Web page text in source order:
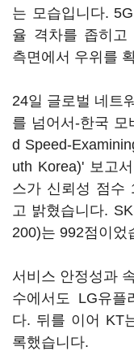
는 모습입니다.
율 격차를 좁히고
측면에서 우위를
24일 글로벌 네트
를 넘어서-한국 모
d Speed-
uth Korea)' 보고
스가 신뢰성 점수
고 밝혔습니다.
200)는 992점이었
서비스 안정성과
수에서도 LG유플
다. 뒤를 이어 KT
록했습니다.